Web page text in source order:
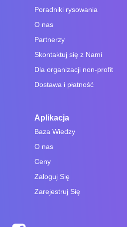
Poradniki rysowania
O nas
Partnerzy
Skontaktuj się z Nami
Dla organizacji non-profit
Dostawa i płatność
Aplikacja
Baza Wiedzy
O nas
Ceny
Zaloguj Się
Zarejestruj Się